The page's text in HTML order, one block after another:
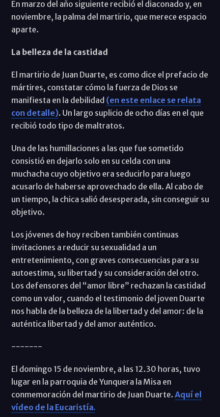
En marzo del año siguiente recibió el diaconado y, en
noviembre, la palma del martirio, que merece espacio
aparte.
La belleza de la castidad
El martirio de Juan Duarte, es como dice el prefacio de
mártires, constatar cómo la fuerza de Dios se
manifiesta en la debilidad (en este enlace se relata
con detalle). Un largo suplicio de ocho días en el que
recibió todo tipo de maltratos.
Una de las humillaciones a las que fue sometido
consistió en dejarlo solo en su celda con una
muchacha cuyo objetivo era seducirlo para luego
acusarlo de haberse aprovechado de ella. Al cabo de
un tiempo, la chica salió desesperada, sin conseguir su
objetivo.
Los jóvenes de hoy reciben también continuas
invitaciones a reducir su sexualidad a un
entretenimiento, con graves consecuencias para su
autoestima, su libertad y su consideración del otro.
Los defensores del “amor libre” rechazan la castidad
como un valor, cuando el testimonio del joven Duarte
nos habla de la belleza de la libertad y del amor: de la
auténtica libertad y del amor auténtico.
-------
El domingo 15 de noviembre, a las 12.30 horas, tuvo
lugar en la parroquia de Yunquera la Misa en
conmemoración del martirio de Juan Duarte. Aquí el
vídeo de la Eucaristía.